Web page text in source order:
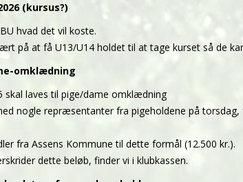
(kursus?)
hvad det vil koste.
på at få U13/U14 holdet til at tage kurset så de
omklædning
skal laves til pige/dame omklædning
nogle repræsentanter fra pigeholdene på
fra Assens Kommune til dette formål (12.500 kr.).
dette beløb, finder vi i klubkassen.